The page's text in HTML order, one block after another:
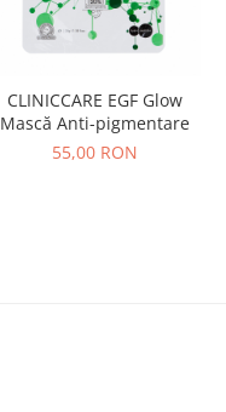
CLINICCARE EGF Glow
Mască Anti-pigmentare
55,00 RON